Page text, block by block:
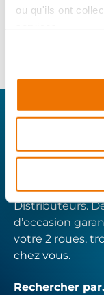
ou qu'ils ont
14
CONNECTEZ-
RÉPARATEUR
Avec Surplus
technique de
Distributeurs.
d’occasion
votre 2 roues,
chez vous.
Rechercher